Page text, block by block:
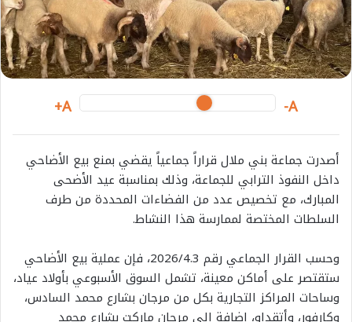
i
l
A-
A+
أصدرت جماعة بني ملال قراراً جماعياً يقضي بمنع بيع الأضاحي
داخل النفوذ الترابي للجماعة، وذلك بمناسبة عيد الأضحى
المبارك، مع تخصيص عدد من الفضاءات المحددة من طرف
السلطات المختصة لممارسة هذا النشاط.
وحسب القرار الجماعي رقم 2026/4.3، فإن عملية بيع الأضاحي
ستقتصر على أماكن معينة، تشمل السوق الأسبوعي بأولاد عياد،
وساحات المراكز التجارية بكل من مرجان بشارع محمد السادس،
وكارفور، وأتقداو، إضافة إلى مرجان ماركت بشارع محمد